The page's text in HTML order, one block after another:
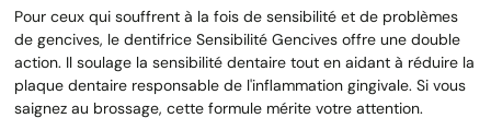
Pour ceux qui souffrent à la fois de sensibilité et de problèmes
de gencives, le dentifrice Sensibilité Gencives offre une double
action. Il soulage la sensibilité dentaire tout en aidant à réduire la
plaque dentaire responsable de l'inflammation gingivale. Si vous
saignez au brossage, cette formule mérite votre attention.